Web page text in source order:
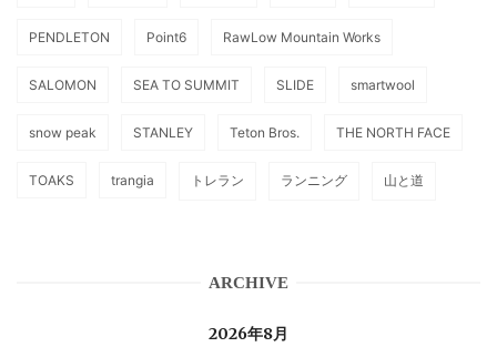
PENDLETON Point6 RawLow Mountain Works
SALOMON SEA TO SUMMIT SLIDE smartwool
snow peak STANLEY Teton Bros. THE NORTH FACE
TOAKS trangia トレラン ランニング 山と道
ARCHIVE
2026年8月